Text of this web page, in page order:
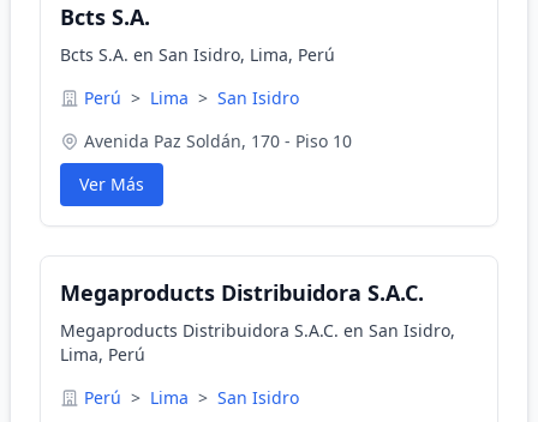
Bcts S.A.
Bcts S.A. en San Isidro, Lima, Perú
Perú > Lima > San Isidro
Avenida Paz Soldán, 170 - Piso 10
Ver Más
Megaproducts Distribuidora S.A.C.
Megaproducts Distribuidora S.A.C. en San Isidro,
Lima, Perú
Perú > Lima > San Isidro